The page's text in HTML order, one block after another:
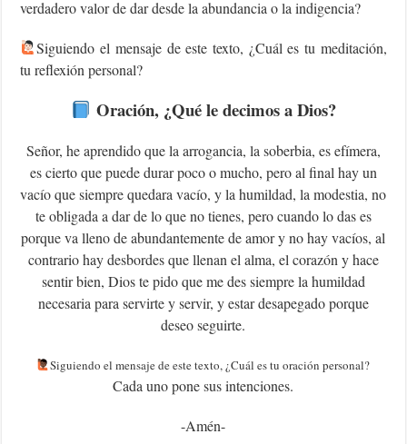
verdadero valor de dar desde la abundancia o la indigencia?
Siguiendo el mensaje de este texto, ¿Cuál es tu meditación,
tu reflexión personal?
Oración, ¿Qué le decimos a Dios?
Señor, he aprendido que la arrogancia, la soberbia, es efímera,
es cierto que puede durar poco o mucho, pero al final hay un
vacío que siempre quedara vacío, y la humildad, la modestia, no
te obligada a dar de lo que no tienes, pero cuando lo das es
porque va lleno de abundantemente de amor y no hay vacíos, al
contrario hay desbordes que llenan el alma, el corazón y hace
sentir bien, Dios te pido que me des siempre la humildad
necesaria para servirte y servir, y estar desapegado porque
deseo seguirte.
‍Siguiendo el mensaje de este texto, ¿Cuál es tu oración personal?
Cada uno pone sus intenciones.
-Amén-